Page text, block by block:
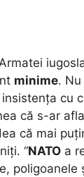
minime.
cu
că s-ar
că mai
“NATO a
poligoanele